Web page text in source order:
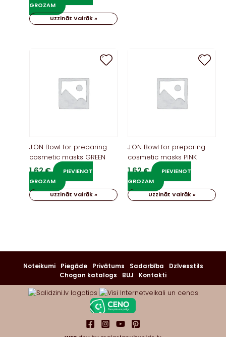
GROZAM
Uzzināt Vairāk »
J:ON Bowl for preparing
cosmetic masks GREEN
1,62€
PIEVIENOT
GROZAM
Uzzināt Vairāk »
J:ON Bowl for preparing
cosmetic masks PINK
1,62€
PIEVIENOT
GROZAM
Uzzināt Vairāk »
Noteikumi Piegāde Privātums Sadarbība
Dzīvesstils
Chogan katalogs
BUJ Kontakti